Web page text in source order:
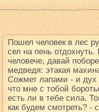
Пошел человек в лес
сел на пень
человече, давай
медведя: этакая
Сожмет лапами - и дух
что мне с тобой
есть ли в тебе сила.
как будем смотреть? -